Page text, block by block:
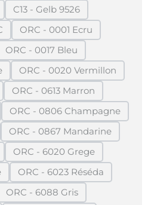
ist zurzeit nicht verfügbar.)
C13 - Gelb 9526
(Diese Option ist zurzeit
ist zurzeit nicht verfügbar.)
ORC - 0001 Ecru
(Diese Option ist zurzeit
ist zurzeit nicht verfügbar.)
ORC - 0017 Bleu
(Diese Option ist zurzeit
ist zurzeit nicht verfügbar.)
ORC - 0020 Vermillon
(Diese Option ist
ist zurzeit nicht verfügbar.)
ORC - 0613 Marron
(Diese Option ist zurzeit
ist zurzeit nicht verfügbar.)
ORC - 0806 Champagne
(Diese Option ist
ist zurzeit nicht verfügbar.)
ORC - 0867 Mandarine
(Diese Option ist
ist zurzeit nicht verfügbar.)
ORC - 6020 Grege
(Diese Option ist zurzeit
ist zurzeit nicht verfügbar.)
ORC - 6023 Réséda
(Diese Option ist
ist zurzeit nicht verfügbar.)
ORC - 6088 Gris
(Diese Option ist zurzeit